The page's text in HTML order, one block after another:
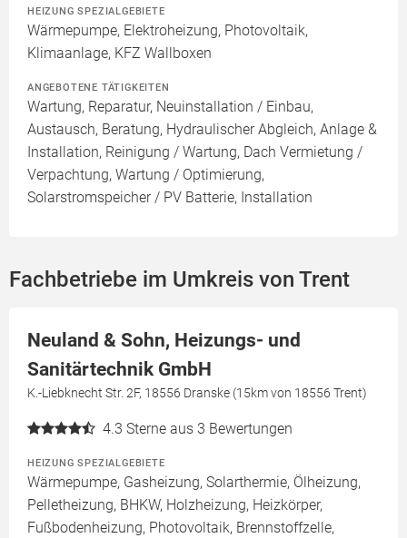
HEIZUNG SPEZIALGEBIETE
Wärmepumpe, Elektroheizung, Photovoltaik,
Klimaanlage, KFZ Wallboxen
ANGEBOTENE TÄTIGKEITEN
Wartung, Reparatur, Neuinstallation / Einbau,
Austausch, Beratung, Hydraulischer Abgleich, Anlage &
Installation, Reinigung / Wartung, Dach Vermietung /
Verpachtung, Wartung / Optimierung,
Solarstromspeicher / PV Batterie, Installation
Fachbetriebe im Umkreis von Trent
Neuland & Sohn, Heizungs- und
Sanitärtechnik GmbH
K.-Liebknecht Str. 2F, 18556 Dranske (15km von 18556 Trent)
4.3 Sterne aus 3 Bewertungen
HEIZUNG SPEZIALGEBIETE
Wärmepumpe, Gasheizung, Solarthermie, Ölheizung,
Pelletheizung, BHKW, Holzheizung, Heizkörper,
Fußbodenheizung, Photovoltaik, Brennstoffzelle,